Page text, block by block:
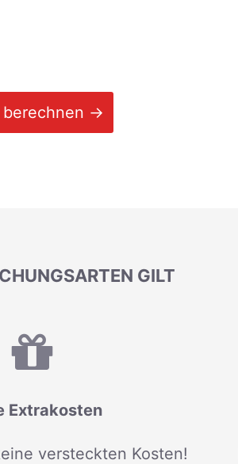
berechnen →
GILT
Extrakosten
versteckten Kosten!